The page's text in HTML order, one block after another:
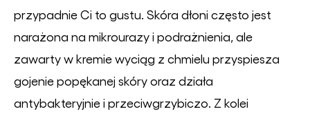
przypadnie Ci to gustu. Skóra dłoni często jest
narażona na mikrourazy i podrażnienia, ale
zawarty w kremie wyciąg z chmielu przyspiesza
gojenie popękanej skóry oraz działa
antybakteryjnie i przeciwgrzybiczo. Z kolei